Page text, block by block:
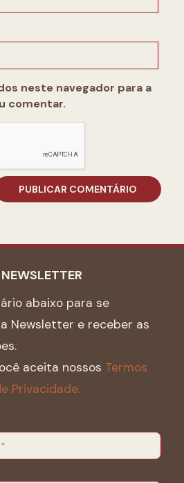
neste navegador para a
comentar.
abaixo para se
Newsletter e receber as
aceita nossos Termos
Privacidade.